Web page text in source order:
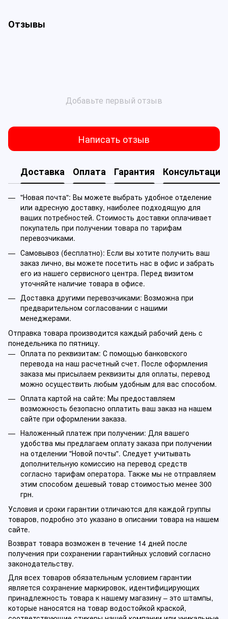
Отзывы
Добавьте первый отзыв
Написать отзыв
Доставка Оплата Гарантия Консультация
"Новая почта": Вы можете выбрать удобное отделение
или адресную доставку, наиболее подходящую для
ваших потребностей. Стоимость доставки оплачивает
покупатель при получении товара по тарифам
перевозчиками.
Самовывоз (бесплатно): Если вы хотите получить ваш
заказ лично, вы можете посетить нас в офис и забрать
его из нашего сервисного центра. Перед визитом
уточняйте наличие товара в офисе.
Доставка другими перевозчиками: Возможна при
предварительном согласовании с нашими
менеджерами.
Отправка товара производится каждый рабочий день с
понедельника по пятницу.
Оплата по реквизитам: С помощью банковского
перевода на наш расчетный счет. После оформления
заказа мы присылаем реквизиты для оплаты, перевод
можно осуществить любым удобным для вас способом.
Оплата картой на сайте: Мы предоставляем
возможность безопасно оплатить ваш заказ на нашем
сайте при оформлении заказа.
Наложенный платеж при получении: Для вашего
удобства мы предлагаем оплату заказа при получении
на отделении "Новой почты". Следует учитывать
дополнительную комиссию на перевод средств
согласно тарифам оператора. Также мы не отправляем
этим способом дешевый товар стоимостью менее 300
грн.
Условия и сроки гарантии отличаются для каждой группы
товаров, подробно это указано в описании товара на нашем
сайте.
Возврат товара возможен в течение 14 дней после
получения при сохранении гарантийных условий согласно
законодательству.
Для всех товаров обязательным условием гарантии
является сохранение маркировок, идентифицирующих
принадлежность товара к нашему магазину – это штампы,
которые наносятся на товар водостойкой краской,